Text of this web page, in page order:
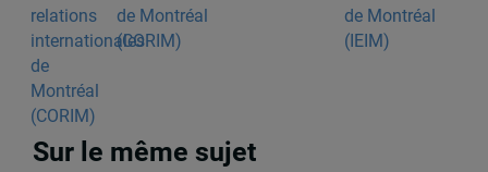
de Montréal
(CORIM)
de Montréal
(IEIM)
Sur le même sujet